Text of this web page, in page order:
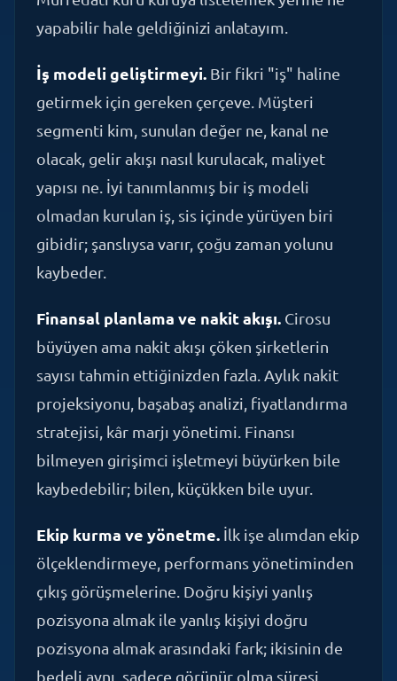
İş modeli geliştirmeyi.Bir fikri "iş" haline
getirmek için gereken çerçeve. Müşteri
segmenti kim, sunulan değer ne, kanal ne
olacak, gelir akışı nasıl kurulacak, maliyet
yapısı ne. İyi tanımlanmış bir iş modeli
olmadan kurulan iş, sis içinde yürüyen biri
gibidir; şanslıysa varır, çoğu zaman yolunu
kaybeder.
Finansal planlama ve nakit akışı.
büyüyen ama nakit akışı çöken şirketlerin
sayısı tahmin ettiğinizden fazla. Aylık nakit
projeksiyonu, başabaş analizi, fiyatlandırma
stratejisi, kâr marjı yönetimi. Finansı
bilmeyen girişimci işletmeyi büyürken bile
kaybedebilir; bilen, küçükken bile uyur.
Ekip kurma ve yönetme.İlk işe alımdan ekip
ölçeklendirmeye, performans yönetiminden
çıkış görüşmelerine. Doğru kişiyi yanlış
pozisyona almak ile yanlış kişiyi doğru
pozisyona almak arasındaki fark; ikisinin de
bedeli aynı, sadece görünür olma süresi
farklı.